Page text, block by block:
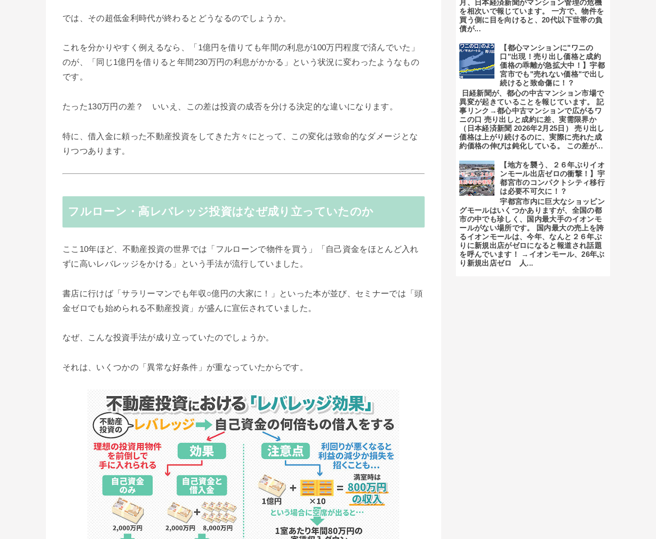
では、その超低金利時代が終わるとどうなるのでしょうか。
これを分かりやすく例えるなら、「1億円を借りても年間の利息が100万円程度で済んでいた」
のが、「同じ1億円を借りると年間230万円の利息がかかる」という状況に変わったようなもの
です。
たった130万円の差？ いいえ、この差は投資の成否を分ける決定的な違いになります。
特に、借入金に頼った不動産投資をしてきた方々にとって、この変化は致命的なダメージとな
りつつあります。
フルローン・高レバレッジ投資はなぜ成り立っていたのか
ここ10年ほど、不動産投資の世界では「フルローンで物件を買う」「自己資金をほとんど入れ
ずに高いレバレッジをかける」という手法が流行していました。
書店に行けば「サラリーマンでも年収○億円の大家に！」といった本が並び、セミナーでは「頭
金ゼロでも始められる不動産投資」が盛んに宣伝されていました。
なぜ、こんな投資手法が成り立っていたのでしょうか。
それは、いくつかの「異常な好条件」が重なっていたからです。
月、日本経済新聞がマンション管理の危機
を相次いで報じています。 一方で、物件を
買う側に目を向けると、20代以下世帯の負
債が...
【都心マンションに"ワニの
口"出現！売り出し価格と成約
価格の乖離が急拡大中！】宇都
宮市でも"売れない価格"で出し
続けると致命傷に！？
日経新聞が、都心の中古マンション市場で
異変が起きていることを報じています。 記
事リンク→都心中古マンションで広がるワ
ニの口 売り出しと成約に差、実需限界か
（日本経済新聞 2026年2月25日） 売り出し
価格は上がり続けるのに、実際に売れた成
約価格の伸びは鈍化している。 この差が...
【地方を襲う、２６年ぶりイオ
ンモール出店ゼロの衝撃！】宇
都宮市のコンパクトシティ移行
は必要不可欠に！？
宇都宮市内に巨大なショッピン
グモールはいくつかありますが、全国の都
市の中でも珍しく、国内最大手のイオンモ
ールがない場所です。 国内最大の売上を誇
るイオンモールは、今年、なんと２６年ぶ
りに新規出店がゼロになると報道され話題
を呼んでいます！ →イオンモール、26年ぶ
り新規出店ゼロ 人...